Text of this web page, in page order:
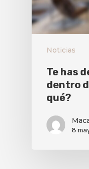
Noticias
Te has
dentro
qué?
8